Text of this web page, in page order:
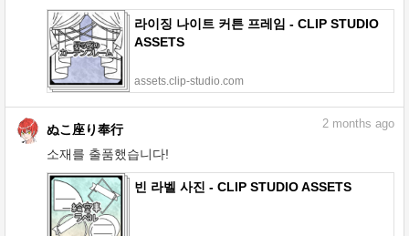
라이징 나이트 커튼 프레임 - CLIP STUDIO
ASSETS
assets.clip-studio.com
ぬこ座り奉行
소재를 출품했습니다!
2 months ago
빈 라벨 사진 - CLIP STUDIO ASSETS